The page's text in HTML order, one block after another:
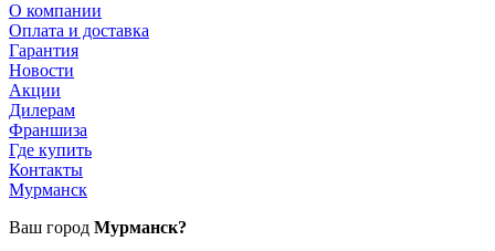
О компании
Оплата и доставка
Гарантия
Новости
Акции
Дилерам
Франшиза
Где купить
Контакты
Мурманск
Ваш город Мурманск?